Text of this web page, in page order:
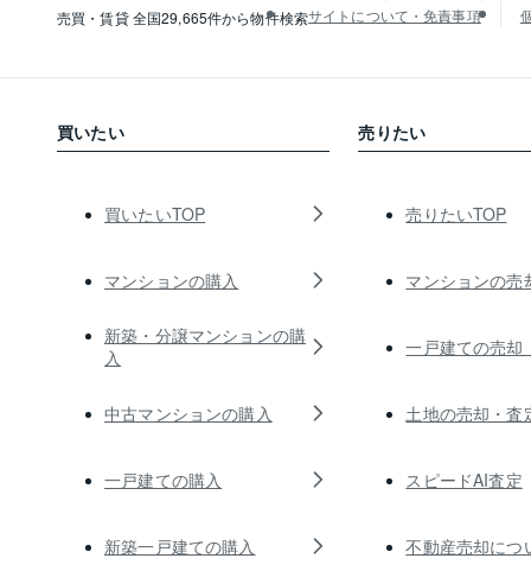
売買・賃貸 全国29,665件から物件検索サイトについて・免責事項
買いたい
買いたいTOP
マンションの購入
新築・分譲マンションの購
入
中古マンションの購入
一戸建ての購入
新築一戸建ての購入
売りたい
売りたいTOP
マンションの売
一戸建ての売却
土地の売却・査
スピードAI査定
不動産売却につ